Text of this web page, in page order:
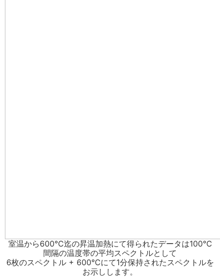
室温から600℃迄の昇温加熱にて得られたデータは100℃
間隔の温度帯の平均スペクトルとして
6枚のスペクトル + 600℃にて1分保持されたスペクトルを
お示しします。